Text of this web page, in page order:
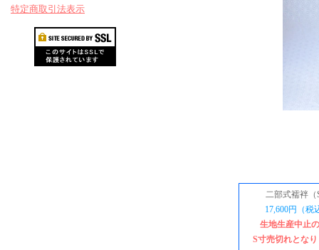
特定商取引法表示
二部式襦袢（
17,600円（税
生地生産中止
S寸売切れとな